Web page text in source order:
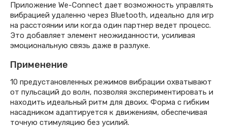
Приложение We-Connect дает возможность управлять
вибрацией удаленно через Bluetooth, идеально для игр
на расстоянии или когда один партнер ведет процесс.
Это добавляет элемент неожиданности, усиливая
эмоциональную связь даже в разлуке.
Применение
10 предустановленных режимов вибрации охватывают
от пульсаций до волн, позволяя экспериментировать и
находить идеальный ритм для двоих. Форма с гибким
насадником адаптируется к движениям, обеспечивая
точную стимуляцию без усилий.